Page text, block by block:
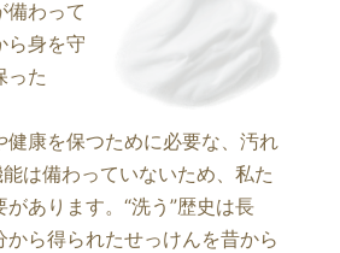
備わって
ら身を守
った
健康を保つために必要な、汚れ
能は備わっていないため、私た
あります。“洗う”歴史は長
から得られたせっけんを昔から